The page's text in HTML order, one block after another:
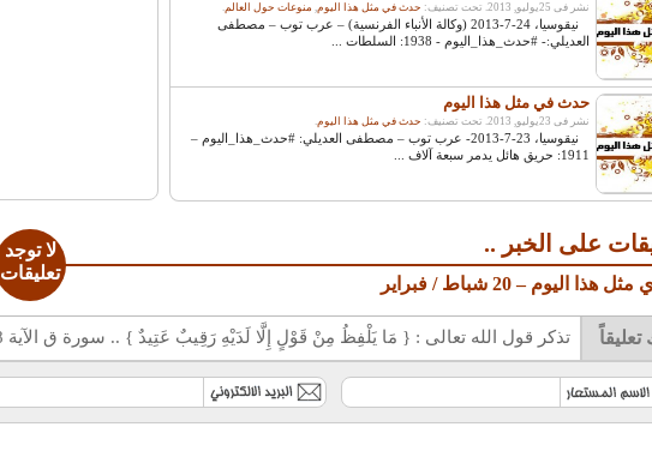
نشر فى 25يوليو, 2013. تحت تصنيف: حدث في مثل هذا اليوم, منوعات حول العالم.
نيقوسيا، 24-7-2013 (وكالة الأنباء الفرنسية) – عرب توب – مصطفى
العديلي:- #حدث_هذا_اليوم - 1938: السلطات ...
حدث في مثل هذا اليوم
نشر فى 23يوليو, 2013. تحت تصنيف: حدث في مثل هذا اليوم.
نيقوسيا، 23-7-2013- عرب توب – مصطفى العديلي: #حدث_هذا_اليوم –
1911: حريق هائل يدمر سبعة آلاف ...
على الخبر ..
اليوم – 20 شباط / فبراير
لا توجد
تعليقات
تذكر قول الله تعالى : { مَا يَلْفِظُ مِنْ قَوْلٍ إِلَّا لَدَيْهِ رَقِيبٌ عَتِيدٌ } .. سورة ق الآية 18 تعليقاً